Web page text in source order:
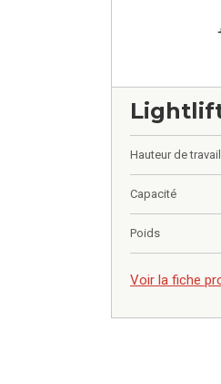
Lightlift
Hauteur de travail
Capacité
Poids
Voir la fiche